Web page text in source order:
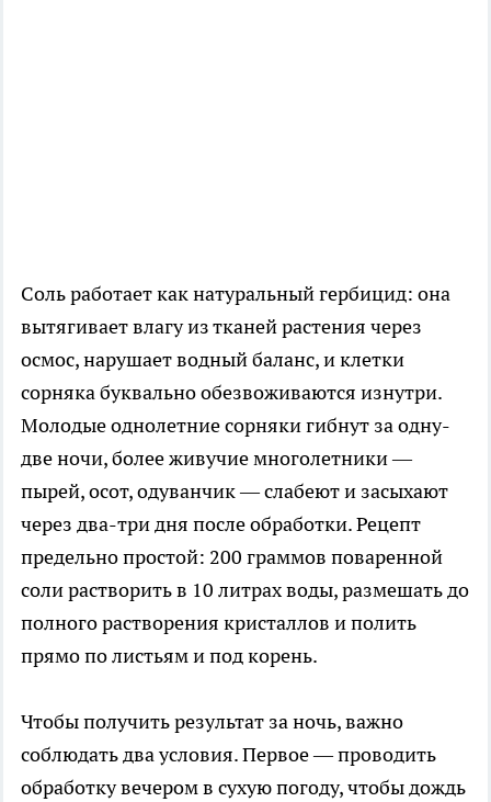
Соль работает как натуральный гербицид: она
вытягивает влагу из тканей растения через
осмос, нарушает водный баланс, и клетки
сорняка буквально обезвоживаются изнутри.
Молодые однолетние сорняки гибнут за одну-
две ночи, более живучие многолетники —
пырей, осот, одуванчик — слабеют и засыхают
через два-три дня после обработки. Рецепт
предельно простой: 200 граммов поваренной
соли растворить в 10 литрах воды, размешать до
полного растворения кристаллов и полить
прямо по листьям и под корень.
Чтобы получить результат за ночь, важно
соблюдать два условия. Первое — проводить
обработку вечером в сухую погоду, чтобы дождь